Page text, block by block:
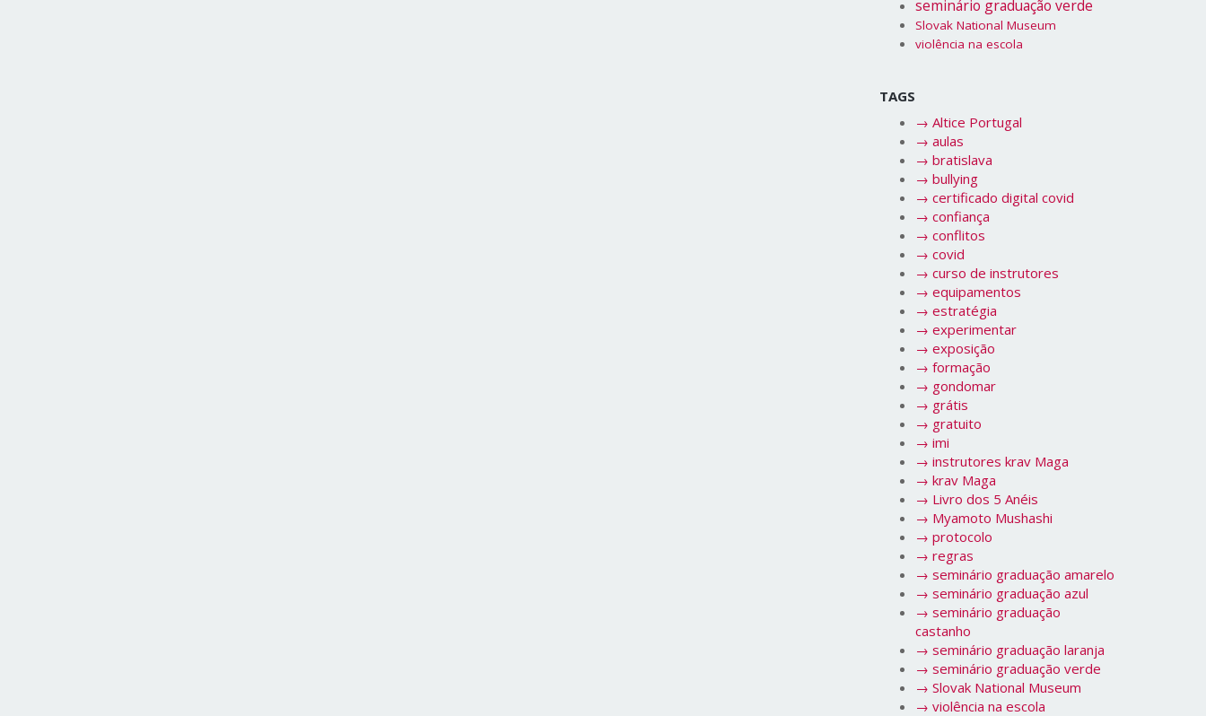
seminário graduação verde
Slovak National Museum
violência na escola
TAGS
→ Altice Portugal
→ aulas
→ bratislava
→ bullying
→ certificado digital covid
→ confiança
→ conflitos
→ covid
→ curso de instrutores
→ equipamentos
→ estratégia
→ experimentar
→ exposição
→ formação
→ gondomar
→ grátis
→ gratuito
→ imi
→ instrutores krav Maga
→ krav Maga
→ Livro dos 5 Anéis
→ Myamoto Mushashi
→ protocolo
→ regras
→ seminário graduação amarelo
→ seminário graduação azul
→ seminário graduação
castanho
→ seminário graduação laranja
→ seminário graduação verde
→ Slovak National Museum
→ violência na escola